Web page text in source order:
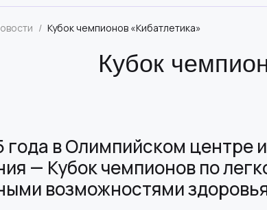
/ Кубок чемпионов «Кибатлетика»
Кубок
года в Олимпийском
— Кубок чемпионов по
возможностями